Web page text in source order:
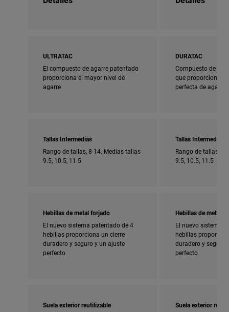
ULTRATAC
El compuesto de agarre patentado
proporciona el mayor nivel de
agarre
DURATAC
Compuesto de
que proporciona
perfecta de agarre
Tallas Intermedias
Rango de tallas, 8-14. Medias tallas
9.5, 10.5, 11.5
Tallas Intermedias
Rango de tallas,
9.5, 10.5, 11.5
Hebillas de metal forjado
El nuevo sistema patentado de 4
hebillas proporciona un cierre
duradero y seguro y un ajuste
perfecto
Hebillas de metal
El nuevo sistema
hebillas
duradero y seguro
perfecto
Suela exterior reutilizable
Suela exterior